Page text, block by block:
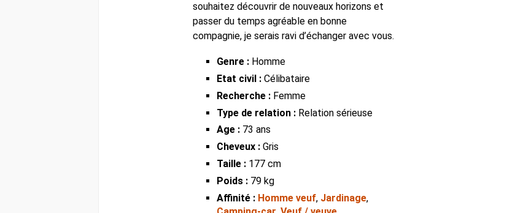
souhaitez découvrir de nouveaux horizons et
passer du temps agréable en bonne
compagnie, je serais ravi d’échanger avec vous.
Genre : Homme
Etat civil : Célibataire
Recherche : Femme
Type de relation : Relation sérieuse
Age : 73 ans
Cheveux : Gris
Taille : 177 cm
Poids : 79 kg
Affinité : Homme veuf, Jardinage,